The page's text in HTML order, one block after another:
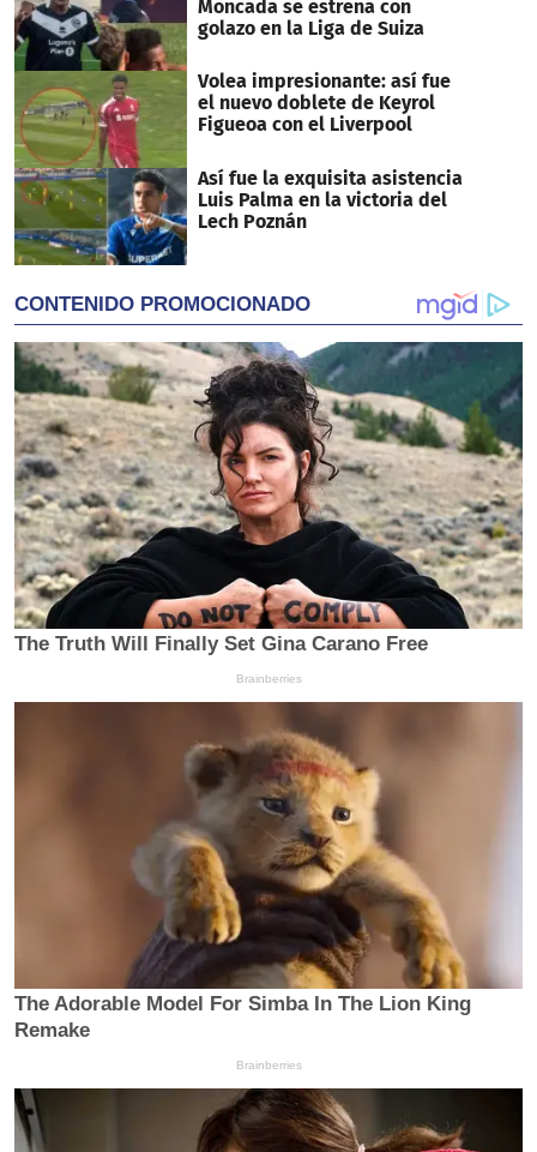
Moncada se estrena con
golazo en la Liga de Suiza
Volea impresionante: así fue
el nuevo doblete de Keyrol
Figueoa con el Liverpool
Así fue la exquisita asistencia
Luis Palma en la victoria del
Lech Poznán